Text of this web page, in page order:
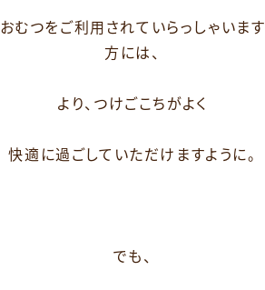
おむつをご利用されていらっしゃいます
方には、
より、つけごこちがよく
快適に過ごしていただけますように。
でも、